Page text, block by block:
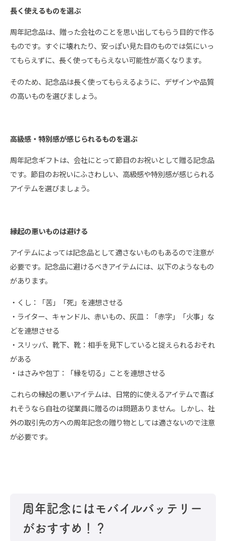
長く使えるものを選ぶ
周年記念品は、贈った会社のことを思い出してもらう目的で作る
ものです。すぐに壊れたり、安っぽい見た目のものでは気にいっ
てもらえずに、長く使ってもらえない可能性が高くなります。
そのため、記念品は長く使ってもらえるように、デザインや品質
の高いものを選びましょう。
高級感・特別感が感じられるものを選ぶ
周年記念ギフトは、会社にとって節目のお祝いとして贈る記念品
です。節目のお祝いにふさわしい、高級感や特別感が感じられる
アイテムを選びましょう。
縁起の悪いものは避ける
アイテムによっては記念品として適さないものもあるので注意が
必要です。記念品に避けるべきアイテムには、以下のようなもの
があります。
・くし：「苦」「死」を連想させる
・ライター、キャンドル、赤いもの、灰皿：「赤字」「火事」な
どを連想させる
・スリッパ、靴下、靴：相手を見下していると捉えられるおそれ
がある
・はさみや包丁：「縁を切る」ことを連想させる
これらの縁起の悪いアイテムは、日常的に使えるアイテムで喜ば
れそうなら自社の従業員に贈るのは問題ありません。しかし、社
外の取引先の方への周年記念の贈り物としては適さないので注意
が必要です。
周年記念にはモバイルバッテリー
がおすすめ！？